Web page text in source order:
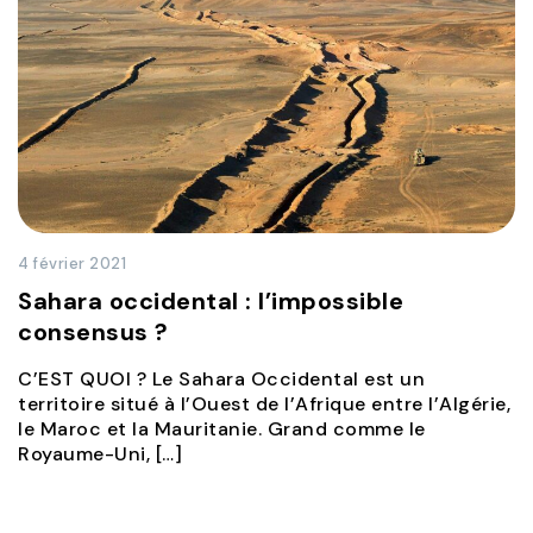
4 février 2021
Sahara occidental : l’impossible
consensus ?
C’EST QUOI ? Le Sahara Occidental est un
territoire situé à l’Ouest de l’Afrique entre l’Algérie,
le Maroc et la Mauritanie. Grand comme le
Royaume-Uni, […]